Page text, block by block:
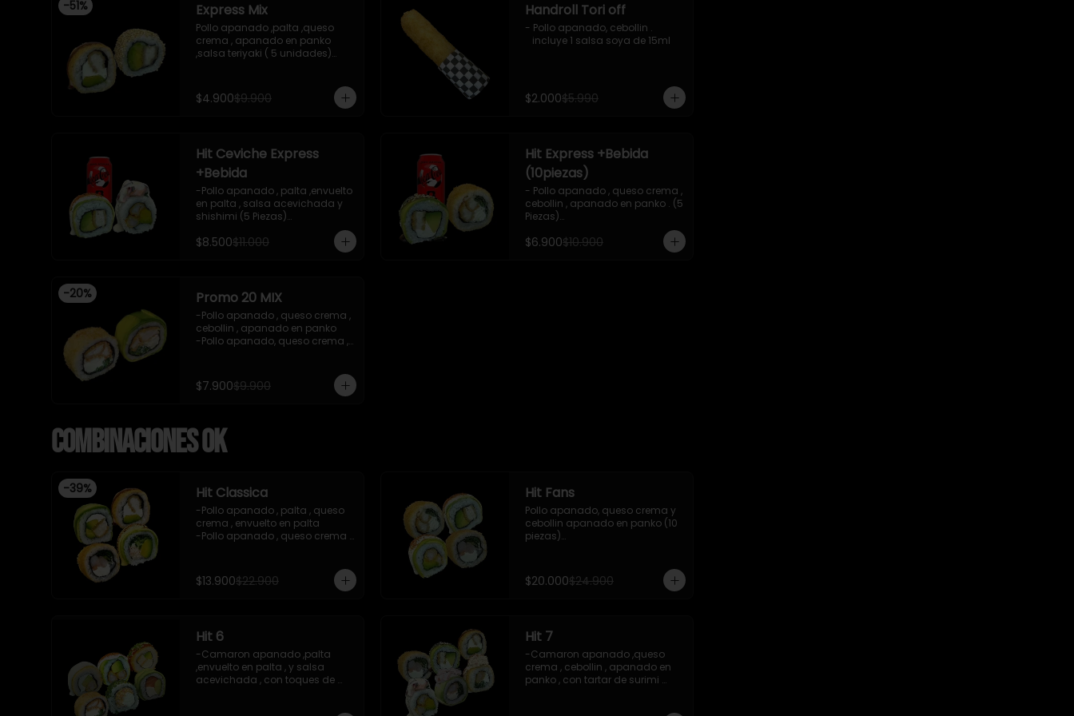
-incluye 2 salsas de soya , 1
salsa teriyaki , 1wasabi , 1
gengibre , 3 palitos .
-Imagen referencial .
-51% Express Mix
Pollo apanado ,palta ,queso
crema , apanado en panko
,salsa teriyaki ( 5 unidades)
incluye 1 salsa de soya de 15 ml
$4.900$9.900
Handroll Tori off
- Pollo apanado, cebollin .
   incluye 1 salsa soya de 15ml
$2.000$5.990
Hit Ceviche Express
+Bebida
-Pollo apanado , palta ,envuelto
en palta , salsa acevichada y
shishimi (5 Piezas)
,ceviche mixto , salsa
15ml
- IMAGEN REFERENCIAL
$8.500$11.000
Hit Express +Bebida
(10piezas)
- Pollo apanado , queso crema ,
cebollin , apanado en panko . (5
Piezas)
-Pollo apanado , queso crema ,
palta ,envuelto en palta , salsa
$6.900$10.900
-20% Promo 20 MIX
-Pollo apanado , queso crema ,
cebollin , apanado en panko
-Pollo apanado, queso crema ,
-incluye 1 salsa de soya , 1
salsa teriyaki
$7.900$9.900
Combinaciones OK
-39% Hit Classica
-Pollo apanado , palta , queso
crema , envuelto en palta
-Pollo apanado , queso crema ,
-Camaron cocido ,queso
crema , cebollin , apanado en
,salsa tari , salsa teriyaki .
-incluye 2 salsas de soya , 1
salsa teriyaki , 1 gengibre , 1
wasabi , 3 palitos.
-imagen referencial
$13.900$22.900
Hit Fans
Pollo apanado, queso crema y
cebollin apanado en panko (10
piezas)
panko (10 piezas)
- Camaron apanado y palta
- Pollo apanado y palta
envuelto en palta con salsa
acevichada y shishimi (10
piezas)
$20.000$24.900
Hit 6
-Camaron apanado ,palta
,envuelto en palta , y salsa
acevichada , con toques de
Hit 7
-Camaron apanado ,queso
crema , cebollin , apanado en
panko , con tartar de surimi